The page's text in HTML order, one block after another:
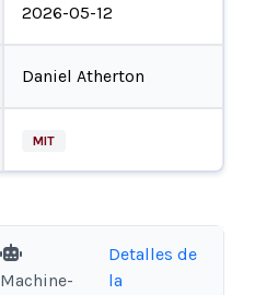
2026-05-12
Daniel Atherton
MIT
Machine-
Detalles de
la